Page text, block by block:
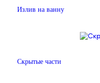
Излив на ванну
Скрытые части